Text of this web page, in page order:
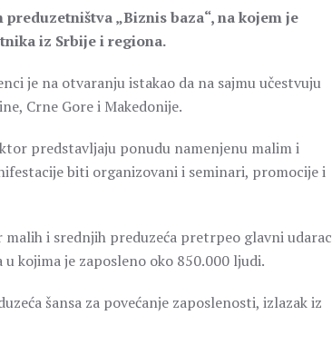
„Biznis baza“, na kojem je
iz Srbije i regiona.
je na otvaranju istakao da na sajmu učestvuju
Crne Gore i Makedonije.
predstavljaju ponudu namenjenu malim i
biti organizovani i seminari, promocije i
malih i srednjih preduzeća pretrpeo glavni udarac
kojima je zaposleno oko 850.000 ljudi.
šansa za povećanje zaposlenosti, izlazak iz